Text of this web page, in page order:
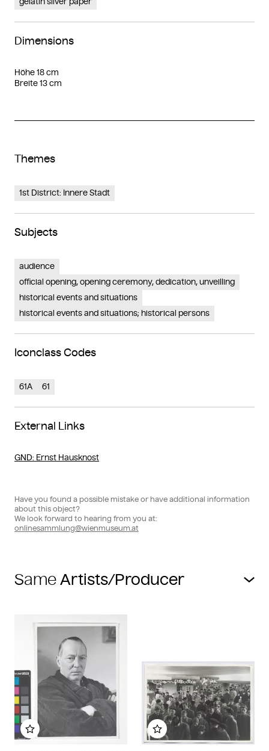
Dimensions
Höhe 18 cm
Breite 13 cm
Themes
1st District: Innere Stadt
Subjects
audience
official opening, opening ceremony, dedication, unveilling
historical events and situations
historical events and situations; historical persons
Iconclass Codes
61A 61
External Links
GND: Ernst Hausknost
Have you found a possible mistake or have additional information
about this object?
We look forward to hearing from you at:
onlinesammlung@wienmuseum.at
Same
Add to my album Add to my album